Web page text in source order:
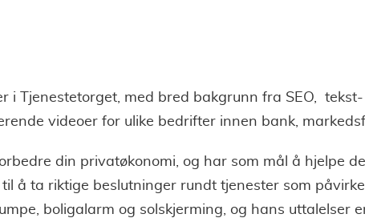
i Tjenestetorget, med bred bakgrunn fra SEO,
videoer for ulike bedrifter innen bank,
din privatøkonomi, og har som mål å hjelpe
å ta riktige beslutninger rundt tjenester som
boligalarm og solskjerming, og hans uttalelser